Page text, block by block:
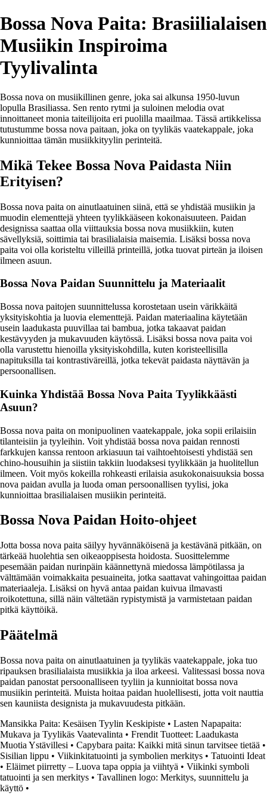
Bossa Nova Paita: Brasiilialaisen
Musiikin Inspiroima
Tyylivalinta
Bossa nova on musiikillinen genre, joka sai alkunsa 1950-luvun
lopulla Brasiliassa. Sen rento rytmi ja suloinen melodia ovat
innoittaneet monia taiteilijoita eri puolilla maailmaa. Tässä artikkelissa
tutustumme bossa nova paitaan, joka on tyylikäs vaatekappale, joka
kunnioittaa tämän musiikkityylin perinteitä.
Mikä Tekee Bossa Nova Paidasta Niin
Erityisen?
Bossa nova paita on ainutlaatuinen siinä, että se yhdistää musiikin ja
muodin elementtejä yhteen tyylikkääseen kokonaisuuteen. Paidan
designissa saattaa olla viittauksia bossa nova musiikkiin, kuten
sävellyksiä, soittimia tai brasilialaisia maisemia. Lisäksi bossa nova
paita voi olla koristeltu villeillä printeillä, jotka tuovat pirteän ja iloisen
ilmeen asuun.
Bossa Nova Paidan Suunnittelu ja Materiaalit
Bossa nova paitojen suunnittelussa korostetaan usein värikkäitä
yksityiskohtia ja luovia elementtejä. Paidan materiaalina käytetään
usein laadukasta puuvillaa tai bambua, jotka takaavat paidan
kestävyyden ja mukavuuden käytössä. Lisäksi bossa nova paita voi
olla varustettu hienoilla yksityiskohdilla, kuten koristeellisilla
napituksilla tai kontrastiväreillä, jotka tekevät paidasta näyttävän ja
persoonallisen.
Kuinka Yhdistää Bossa Nova Paita Tyylikkäästi
Asuun?
Bossa nova paita on monipuolinen vaatekappale, joka sopii erilaisiin
tilanteisiin ja tyyleihin. Voit yhdistää bossa nova paidan rennosti
farkkujen kanssa rentoon arkiasuun tai vaihtoehtoisesti yhdistää sen
chino-housuihin ja siistiin takkiin luodaksesi tyylikkään ja huolitellun
ilmeen. Voit myös kokeilla rohkeasti erilaisia asukokonaisuuksia bossa
nova paidan avulla ja luoda oman persoonallisen tyylisi, joka
kunnioittaa brasilialaisen musiikin perinteitä.
Bossa Nova Paidan Hoito-ohjeet
Jotta bossa nova paita säilyy hyvännäköisenä ja kestävänä pitkään, on
tärkeää huolehtia sen oikeaoppisesta hoidosta. Suosittelemme
pesemään paidan nurinpäin käännettynä miedossa lämpötilassa ja
välttämään voimakkaita pesuaineita, jotka saattavat vahingoittaa paidan
materiaaleja. Lisäksi on hyvä antaa paidan kuivua ilmavasti
roikotettuna, sillä näin vältetään rypistymistä ja varmistetaan paidan
pitkä käyttöikä.
Päätelmä
Bossa nova paita on ainutlaatuinen ja tyylikäs vaatekappale, joka tuo
ripauksen brasilialaista musiikkia ja iloa arkeesi. Valitessasi bossa nova
paidan panostat persoonalliseen tyyliin ja kunnioitat bossa nova
musiikin perinteitä. Muista hoitaa paidan huolellisesti, jotta voit nauttia
sen kauniista designista ja mukavuudesta pitkään.
Mansikka Paita: Kesäisen Tyylin Keskipiste • Lasten Napapaita:
Mukava ja Tyylikäs Vaatevalinta • Frendit Tuotteet: Laadukasta
Muotia Ystävillesi • Capybara paita: Kaikki mitä sinun tarvitsee tietää •
Sisilian lippu • Viikinkitatuointi ja symbolien merkitys • Tatuointi Ideat
• Eläimet piirretty – Luova tapa oppia ja viihtyä • Viikinki symboli
tatuointi ja sen merkitys • Tavallinen logo: Merkitys, suunnittelu ja
käyttö •